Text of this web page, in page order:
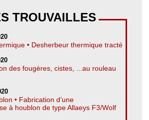
TROUVAILLES
• Desherbeur thermique tracté
des fougères, cistes, ...au rouleau
• Fabrication d’une
à houblon de type Allaeys F3/Wolf